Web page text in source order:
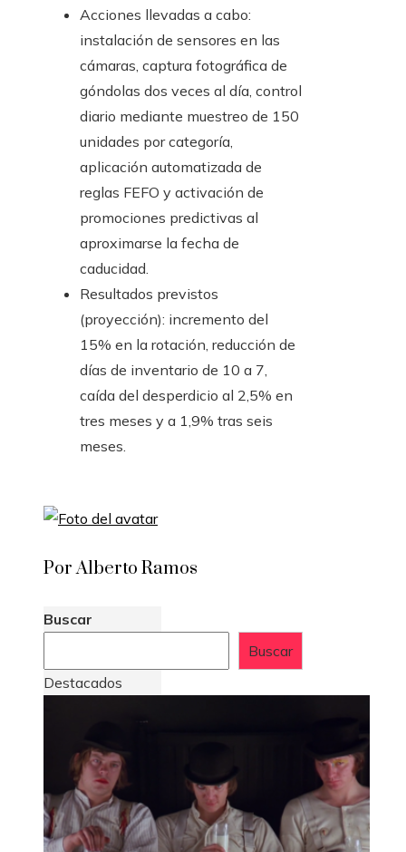
Acciones llevadas a cabo:
instalación de sensores en las
cámaras, captura fotográfica de
góndolas dos veces al día, control
diario mediante muestreo de 150
unidades por categoría,
aplicación automatizada de
reglas FEFO y activación de
promociones predictivas al
aproximarse la fecha de
caducidad.
Resultados previstos
(proyección): incremento del
15% en la rotación, reducción de
días de inventario de 10 a 7,
caída del desperdicio al 2,5% en
tres meses y a 1,9% tras seis
meses.
Por Alberto Ramos
Buscar
Buscar
Destacados